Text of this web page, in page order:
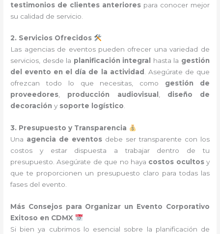
testimonios de clientes anteriores para conocer mejor
su calidad de servicio.
2. Servicios Ofrecidos
Las agencias de eventos pueden ofrecer una variedad de
servicios, desde la planificación integral hasta la gestión
del evento en el día de la actividad . Asegúrate de que
ofrezcan todo lo que necesitas, como gestión de
proveedores, producción audiovisual , diseño de
decoración y soporte logístico.
3. Presupuesto y Transparencia
Una agencia de eventos debe ser transparente con los
costos y estar dispuesta a trabajar dentro de tu
presupuesto. Asegúrate de que no haya costos ocultosy
que te proporcionen un presupuesto claro para todas las
fases del evento.
Más Consejos para Organizar un Evento Corporativo
Exitoso en CDMX
Si bien ya cubrimos lo esencial sobre la planificación de